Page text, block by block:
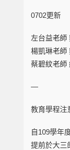
0702更新
左台益老師
楊凱琳老師
蔡碧紋老師
—
教育學程注
自109學年
提前於大三